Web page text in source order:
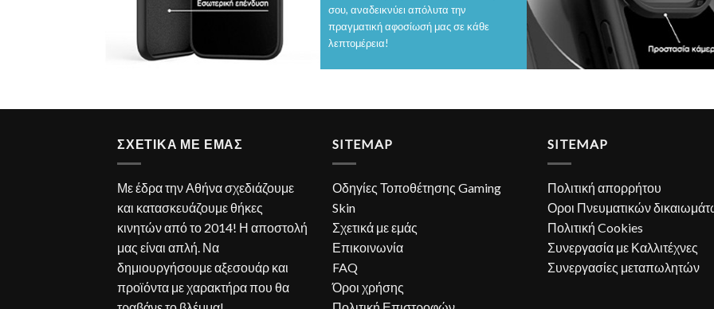
σου, αναδεικνύει απόλυτα την
πραγματική αφοσίωσή μας σε κάθε
λεπτομέρεια!
ΣΧΕΤΙΚΑ ΜΕ ΕΜΑΣ
Με έδρα την Αθήνα σχεδιάζουμε
και κατασκευάζουμε θήκες
κινητών από το 2014! Η αποστολή
μας είναι απλή. Να
δημιουργήσουμε αξεσουάρ και
προϊόντα με χαρακτήρα που θα
SITEMAP
Οδηγίες Τοποθέτησης Gaming
Skin
Σχετικά με εμάς
Επικοινωνία
FAQ
Όροι χρήσης
SITEMAP
Πολιτική απορρήτου
Οροι Πνευματικών
Πολιτική Cookies
Συνεργασία με Καλλιτέχνες
Συνεργασίες μεταπωλητών